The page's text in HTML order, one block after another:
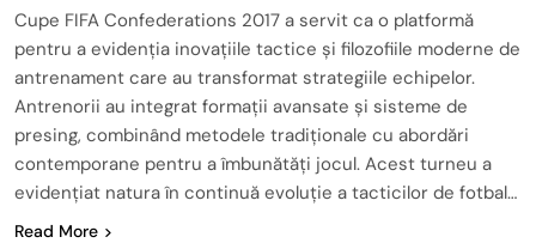
Cupe FIFA Confederations 2017 a servit ca o platformă
pentru a evidenția inovațiile tactice și filozofiile moderne de
antrenament care au transformat strategiile echipelor.
Antrenorii au integrat formații avansate și sisteme de
presing, combinând metodele tradiționale cu abordări
contemporane pentru a îmbunătăți jocul. Acest turneu a
evidențiat natura în continuă evoluție a tacticilor de fotbal…
Read More